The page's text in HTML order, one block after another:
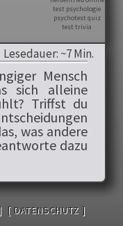
Lesedauer: ~7 Min.
Mensch
sich alleine
Triffst du
was andere
dazu
[ DATENSCHUTZ ]